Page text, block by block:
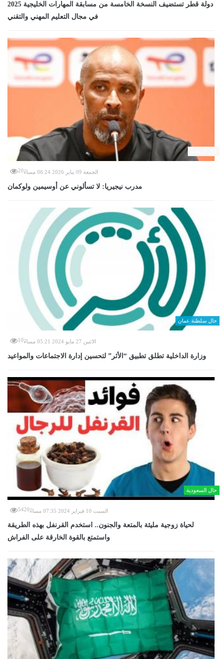
دولة قطر تستضيف النسخة الخامسة من مسابقة المهارات الخليجية 2025
في مجال التعليم المهني والتقني
الجمعة 09 يناير 2026 06:24 مساءً 20
مدرب نيجيريا: لا تسألوني عن أوسيمين ولوكمان
حال سلطنة عمان
الاثنين 27 مايو 2024 05:21 مساءً 10
وزارة الداخلية تطلق تطبيق “الأثر” لتحسين إدارة الاجتماعات والمواعيد
حال السعودية
السبت 10 فبراير 2024 07:35 مساءً 5420
لحياة زوجية مليئة بالمتعة والجنون.. استخدم القرنفل بهذه الطريقة
واستمتع بالقوة الخارقة على الفراش